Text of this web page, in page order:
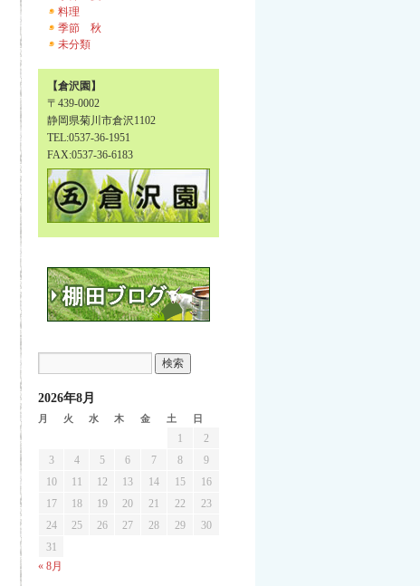
料理
季節 秋
未分類
【倉沢園】
〒439-0002
静岡県菊川市倉沢1102
TEL:0537-36-1951
FAX:0537-36-6183
2026年8月
月 火 水 木 金 土 日
1
2
3
4 5 6 7 8
9
10
11 12 13 14 15
16
17
18 19 20 21 22
23
24
25 26 27 28 29
30
31
« 8月